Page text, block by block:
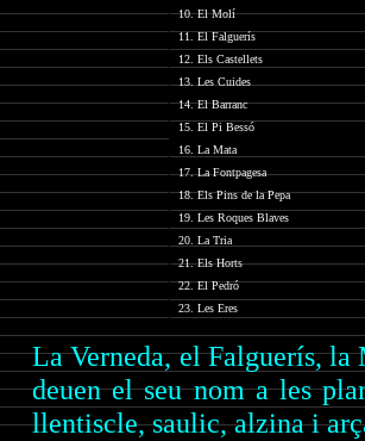
10. El Molí
11. El Falguerís
12. Els Castellets
13. Les Cuides
14. El Barranc
15. El Pi Bessó
16. La Mata
17. La Fontpagesa
18. Els Pins de la Pepa
19. Les Roques Blaves
20. La Tria
21. Els Horts
22. El Pedró
23. Les Eres
La Verneda, el Falguerís,
deuen el seu nom a les
llentiscle, saulic, alzina i